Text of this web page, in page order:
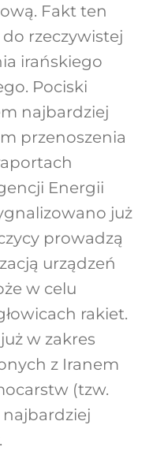
Fakt ten
rzeczywistej
irańskiego
Pociski
najbardziej
przenoszenia
Energii
już
prowadzą
urządzeń
w celu
rakiet.
w zakres
z Iranem
(tzw.
najbardziej